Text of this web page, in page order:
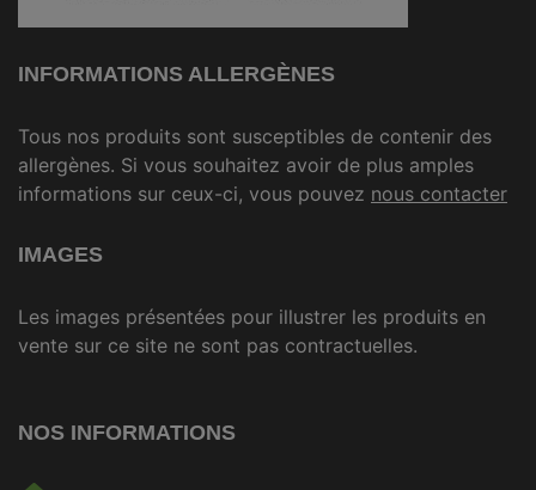
INFORMATIONS ALLERGÈNES
Tous nos produits sont susceptibles de contenir des
allergènes. Si vous souhaitez avoir de plus amples
informations sur ceux-ci, vous pouvez nous contacter
IMAGES
Les images présentées pour illustrer les produits en
vente sur ce site ne sont pas contractuelles.
NOS INFORMATIONS